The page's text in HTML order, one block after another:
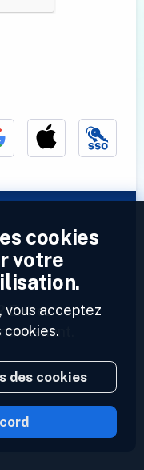
Entrez votre
cookies
votre
vous acceptez
des cookies